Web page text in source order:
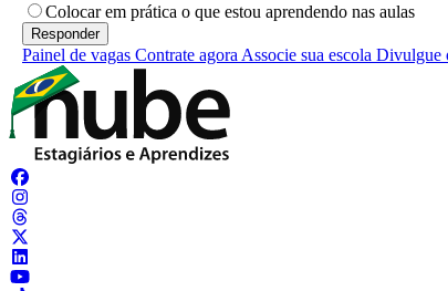
Colocar em prática o que estou aprendendo nas aulas
Painel de vagas Contrate agora Associe sua escola Divulgue